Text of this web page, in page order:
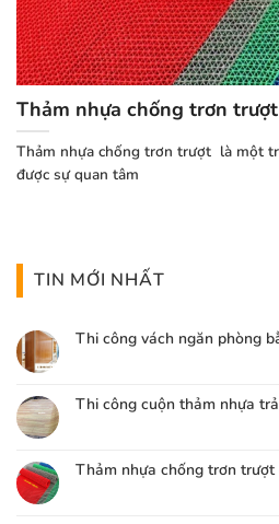
TIN MỚI NHẤT
Thi công vách ngăn phòng
Thi công cuộn thảm nhựa
Thảm nhựa chống trơn trượt
Thảm nhựa chống trơn
Thảm nhựa chống trơn trượt là một
được sự quan tâm